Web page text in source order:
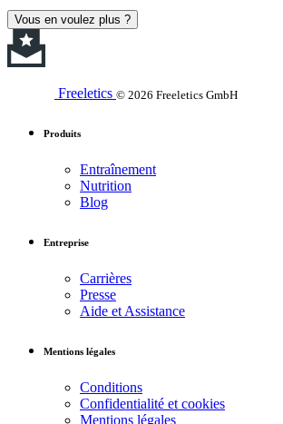
Vous en voulez plus ?
Freeletics © 2026 Freeletics GmbH
Produits
Entraînement
Nutrition
Blog
Entreprise
Carrières
Presse
Aide et Assistance
Mentions légales
Conditions
Confidentialité et cookies
Mentions légales